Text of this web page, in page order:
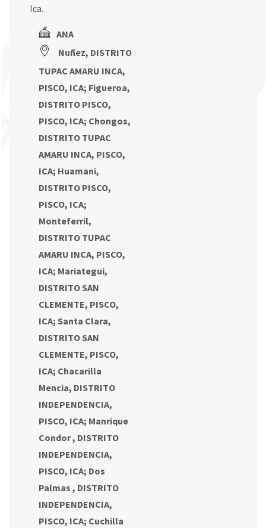
Ica.
ANA
Nuñez, DISTRITO
TUPAC AMARU INCA,
PISCO, ICA; Figueroa,
DISTRITO PISCO,
PISCO, ICA; Chongos,
DISTRITO TUPAC
AMARU INCA, PISCO,
ICA; Huamani,
DISTRITO PISCO,
PISCO, ICA;
Monteferril,
DISTRITO TUPAC
AMARU INCA, PISCO,
ICA; Mariategui,
DISTRITO SAN
CLEMENTE, PISCO,
ICA; Santa Clara,
DISTRITO SAN
CLEMENTE, PISCO,
ICA; Chacarilla
Mencia, DISTRITO
INDEPENDENCIA,
PISCO, ICA; Manrique
Condor , DISTRITO
INDEPENDENCIA,
PISCO, ICA; Dos
Palmas , DISTRITO
INDEPENDENCIA,
PISCO, ICA; Cuchilla